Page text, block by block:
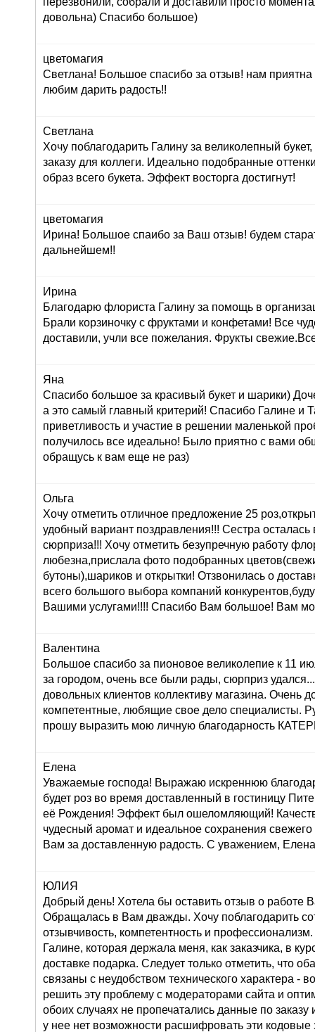
довольна) Спасибо большое)
цветомагия
Светлана! Большое спасибо за отзыв! нам
любим дарить радость!!
Светлана
Хочу поблагодарить Галину за великолепный
заказу для коллеги. Идеально подобранные
образ всего букета. Эффект восторга достигнут!
цветомагия
Ирина! Большое спаибо за Ваш отзыв! будем
дальнейшем!!
Ирина
Благодарю флориста Галину за помощь в
Брали корзиночку с фруктами и конфетами! Все
доставили, учли все пожелания. Фрукты
Яна
Спасибо большое за красивый букет и шарики)
а это самый главный критерий! Спасибо Галине и
приветливость и участие в решении маленькой
получилось все идеально! Было приятно с вами
обращусь к вам еще не раз)
Ольга
Хочу отметить отличное предложение 25
удобный вариант поздравления!!! Сестра осталась
сюрприза!!! Хочу отметить безупречную работу
любезна,прислала фото подобранных
бутоны),шариков и открытки! Отзвонилась о
всего большого выбора компаний
Вашими услугами!!!! Спасибо Вам большое! Вам
Валентина
Большое спасибо за пионовое великолепие к 11
за городом, очень все были рады, сюрприз
довольных клиентов коллективу магазина. Очень
компетентные, любящие свое дело специалисты.
прошу выразить мою личную благодарность
Елена
Уважаемые господа! Выражаю искреннюю
будет роз во время доставленный в гостиницу
её Рождения! Эффект был ошеломляющий!
чудесный аромат и идеальное сохранения
Вам за доставленную радость. С уважением,
ЮЛИЯ
Добрый день! Хотела бы оставить отзыв о работе
Обращалась в Вам дважды. Хочу поблагодарить
отзывчивость, компетентность и
Галине, которая держала меня, как заказчика, в
доставке подарка. Следует только отметить, что
связаны с неудобством технического характера -
решить эту проблему с модераторами сайта и
обоих случаях не пропечатались данные по заказу
у нее нет возможности расшифровать эти кодовые